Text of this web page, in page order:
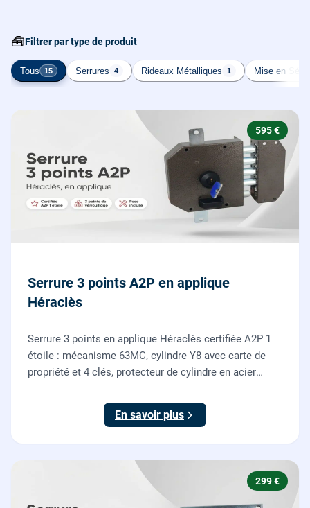
🧰Filtrer par type de produit
Tous 15 Serrures 4 Rideaux Métalliques 1 Mise en
595 €
Serrure 3 points A2P en applique
Héraclès
Serrure 3 points en applique Héraclès certifiée A2P 1
étoile : mécanisme 63MC, cylindre Y8 avec carte de
propriété et 4 clés, protecteur de cylindre en acier
renforcer une porte d'entrée existante.
En savoir plus
299 €